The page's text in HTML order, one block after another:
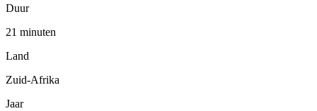
Duur
21 minuten
Land
Zuid-Afrika
Jaar